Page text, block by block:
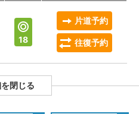
18
片道予約
往復予約
閉じる